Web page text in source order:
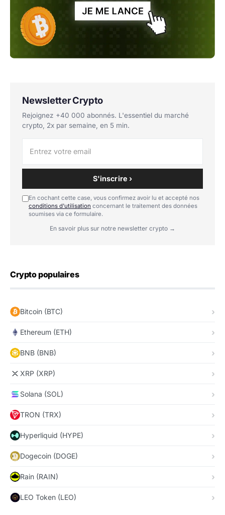
Newsletter Crypto
Rejoignez +40 000 abonnés. L'essentiel du marché
crypto, 2x par semaine, en 5 min.
S'inscrire ›
En cochant cette case, vous confirmez avoir lu et accepté nos
conditions d'utilisation concernant le traitement des données
soumises via ce formulaire.
En savoir plus sur notre newsletter crypto →
Crypto populaires
Bitcoin (BTC)
Ethereum (ETH)
BNB (BNB)
XRP (XRP)
Solana (SOL)
TRON (TRX)
Hyperliquid (HYPE)
Dogecoin (DOGE)
Rain (RAIN)
LEO Token (LEO)